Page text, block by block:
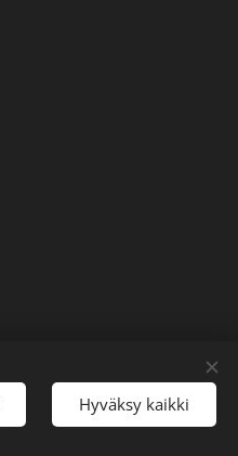
Hyväksy kaikki